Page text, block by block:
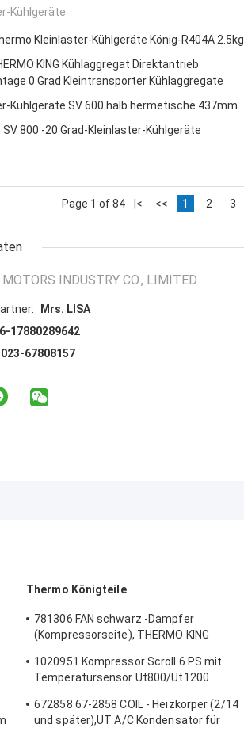
Kühlgeräte
Kleinlaster-Kühlgeräte König-R404A 2.5kg
KING Kühlaggregat Direktantrieb
0 Grad Kleintransporter Kühlaggregate
Kühlgeräte SV 600 halb hermetische 437mm
SV 800 -20 Grad-Kleinlaster-Kühlgeräte
Page 1 of 84 |< << 1 2 3
INDUSTRY CO., LIMITED
Mrs. LISA
17880289642
67808157
Thermo Königteile
781306 FAN schwarz -Dampfer
(Kompressorseite), THERMO KING
Kühlschrankventilator
1020951 Kompressor Scroll 6 PS mit
Temperatursensor Ut800/Ut1200
672858 67-2858 COIL - Heizkörper (2/14
und später),UT A/C Kondensator für